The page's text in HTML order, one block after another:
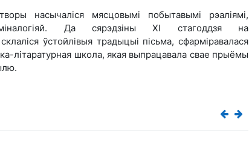
насычаліся мясцовымі побытавымі рэаліямі,
Да сярэдзіны ХІ стагоддзя на
ўстойлівыя традыцыі пісьма, сфарміравалася
літаратурная школа, якая выпрацавала свае прыёмы